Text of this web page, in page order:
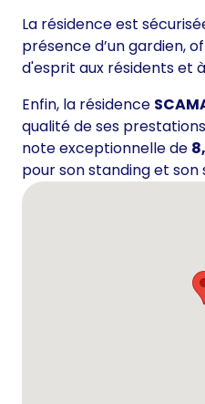
La résidence est
présence d’un gardien,
d'esprit aux résidents et
Enfin, la résidence
qualité de ses
note exceptionnelle de
pour son standing et son